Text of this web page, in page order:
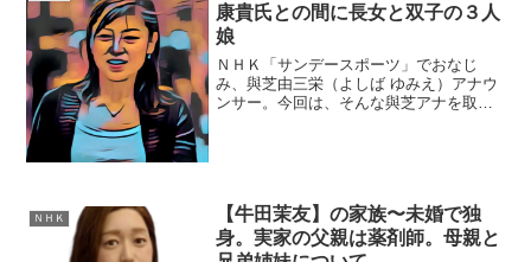
康貴氏との間に長女と双子の３人
娘
ＮＨＫ「サンデースポーツ」でおなじ
み、與芝由三栄（よしば ゆみえ）アナウ
ンサー。今回は、そんな與芝アナを取り
ＮＨＫ
【牛田茉友】の家族〜未婚で独
身。実家の父親は薬剤師。母親と